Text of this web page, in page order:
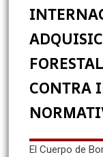
CONTRA
El Cuerpo de